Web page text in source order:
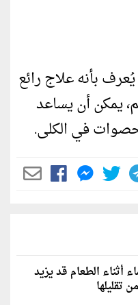
يُعرف بأنه علاج رائع
يمكن أن يساعد
في الكلى.
أثناء الطعام قد يزيد
تقليلها